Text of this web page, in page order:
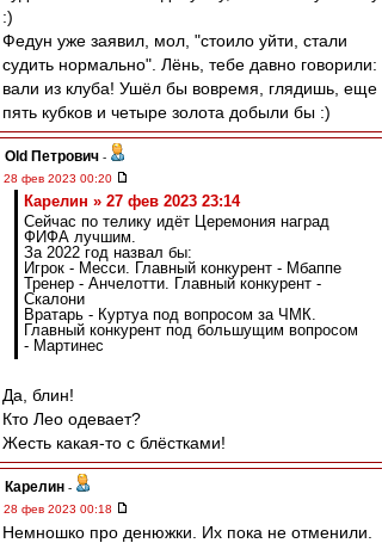
:)
Федун уже заявил, мол, "стоило уйти, стали
судить нормально". Лёнь, тебе давно говорили:
вали из клуба! Ушёл бы вовремя, глядишь, еще
пять кубков и четыре золота добыли бы :)
Old Петрович -
28 фев 2023 00:20
Карелин » 27 фев 2023 23:14
Сейчас по телику идёт Церемония наград
ФИФА лучшим.
За 2022 год назвал бы:
Игрок - Месси. Главный конкурент - Мбаппе
Тренер - Анчелотти. Главный конкурент -
Скалони
Вратарь - Куртуа под вопросом за ЧМК.
Главный конкурент под большущим вопросом
- Мартинес
Да, блин!
Кто Лео одевает?
Жесть какая-то с блёстками!
Карелин -
28 фев 2023 00:18
Немношко про денюжки. Их пока не отменили.